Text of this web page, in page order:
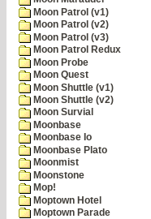
Moon Patrol (v1)
Moon Patrol (v2)
Moon Patrol (v3)
Moon Patrol Redux
Moon Probe
Moon Quest
Moon Shuttle (v1)
Moon Shuttle (v2)
Moon Survial
Moonbase
Moonbase Io
Moonbase Plato
Moonmist
Moonstone
Mop!
Moptown Hotel
Moptown Parade